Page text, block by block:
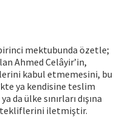
birinci mektubunda özetle;
Ahmed Celâyir’in,
kabul etmemesini, bu
ya kendisine teslim
ülke sınırları dışına
tekliflerini iletmiştir.